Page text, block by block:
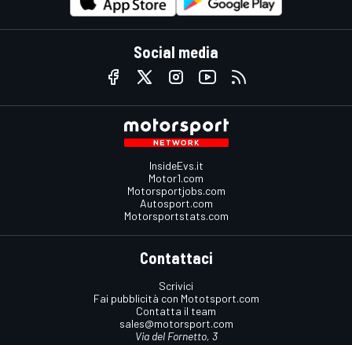
Social media
InsideEvs.it
Motor1.com
Motorsportjobs.com
Autosport.com
Motorsportstats.com
Contattaci
Scrivici
Fai pubblicità con Mototsport.com
Contatta il team
sales@motorsport.com
Via del Fornetto, 3